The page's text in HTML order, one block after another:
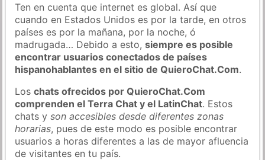
Ten en cuenta que internet es global. Así que
cuando en Estados Unidos es por la tarde, en otros
países es por la mañana, por la noche, ó
madrugada… Debido a esto,siempre es posible
encontrar usuarios conectados de países
hispanohablantes en el sitio de QuieroChat.Com.
Loschats ofrecidos por QuieroChat.Com
comprenden el Terra Chat y el LatinChat. Estos
chats yson accesibles desde diferentes zonas
horarias, pues de este modo es posible encontrar
usuarios a horas diferentes a las de mayor afluencia
de visitantes en tu país.